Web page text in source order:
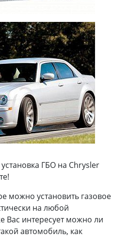
ГБО на Chrysler
можно установить газовое
на любой
Вас интересует можно ли
автомобиль, как